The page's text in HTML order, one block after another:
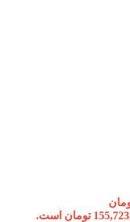
167,444,600 تومان